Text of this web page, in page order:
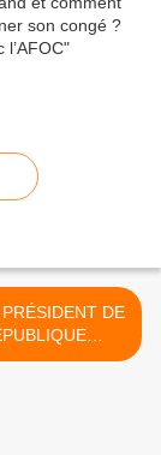
PRÉSIDENT DE
S’ENGAGE - 110409 >